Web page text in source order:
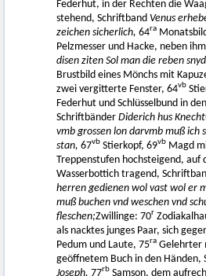
Federhut, in der Rechten die
stehend, Schriftband Venus
zeichen sicherlich, 64ra
Pelzmesser und Hacke, neben
disen ziten Sol man die reben
Brustbild eines Mönchs mit
zwei vergitterte Fenster, 64vb
Federhut und Schlüsselbund in
Schriftbänder Diderich hus Knecht
vmb grossen lon darvmb muß ich
stan, 67vb Stierkopf, 69vb Magd
Treppenstufen hochsteigend, auf
Wasserbottich tragend,
herren gedienen wol vast wol er
muß buchen vnd weschen vnd
fleschen;Zwillinge: 70r
als nacktes junges Paar, sich
Pedum und Laute, 75ra Gelehrter
geöffnetem Buch in den Händen,
Joseph, 77rb Samson, dem